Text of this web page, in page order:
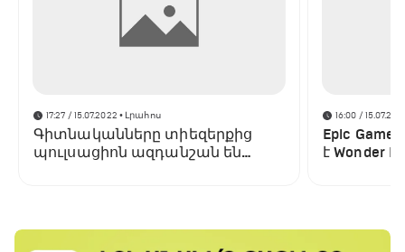
17:27 / 15.07.2022 • Լրահոս
Գիտնականները տիեզերքից
պուլսացիոն ազդանշան են
16:00 /
Epic
է Wonder